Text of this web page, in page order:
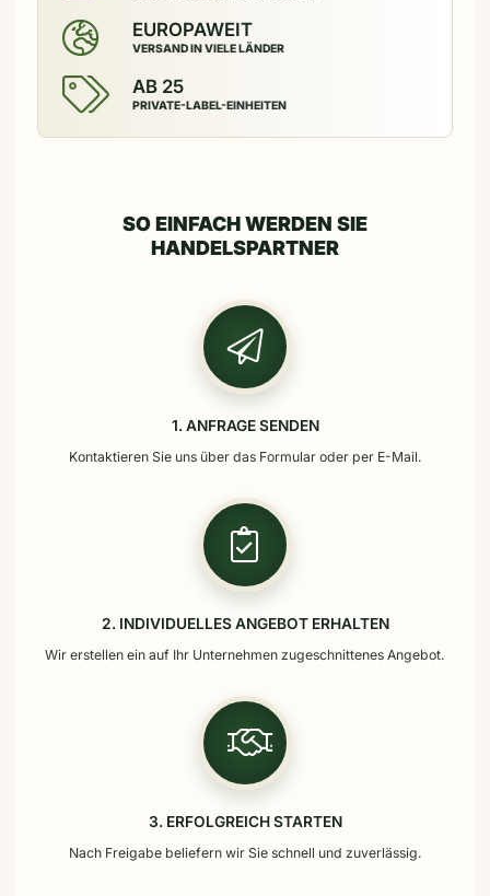
EUROPAWEIT
VERSAND IN VIELE LÄNDER
AB 25
PRIVATE-LABEL-EINHEITEN
SO EINFACH WERDEN SIE
HANDELSPARTNER
1. ANFRAGE SENDEN
Kontaktieren Sie uns über das Formular oder per E-Mail.
2. INDIVIDUELLES ANGEBOT ERHALTEN
Wir erstellen ein auf Ihr Unternehmen zugeschnittenes Angebot.
3. ERFOLGREICH STARTEN
Nach Freigabe beliefern wir Sie schnell und zuverlässig.